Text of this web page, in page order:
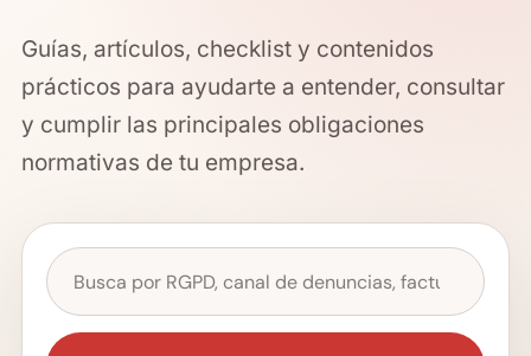
Guías, artículos, checklist y contenidos
prácticos para ayudarte a entender, consultar
y cumplir las principales obligaciones
normativas de tu empresa.